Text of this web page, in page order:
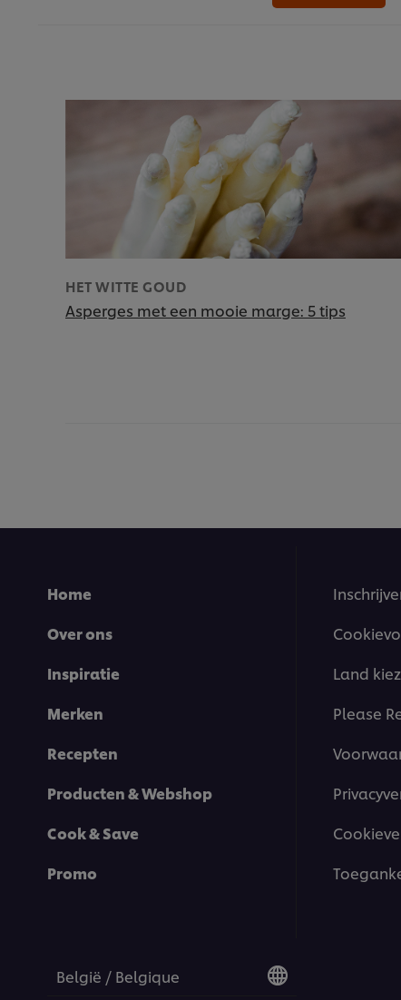
HET WITTE GOUD
Asperges met een mooie marge: 5 tips
Home
Over ons
Inspiratie
Merken
Recepten
Producten & Webshop
Cook & Save
Promo
Land
Please
België / Belgique